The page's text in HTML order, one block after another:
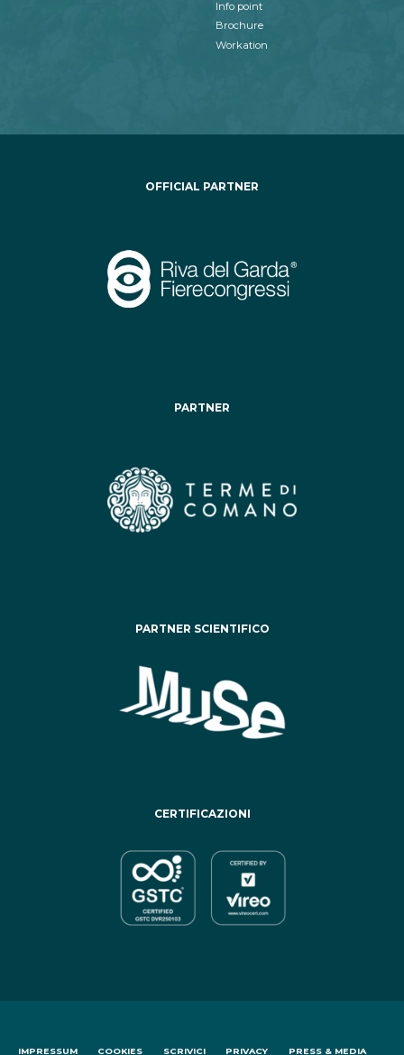
Info point
Brochure
Workation
OFFICIAL PARTNER
PARTNER
PARTNER SCIENTIFICO
CERTIFICAZIONI
IMPRESSUM COOKIES SCRIVICI PRIVACY PRESS & MEDIA